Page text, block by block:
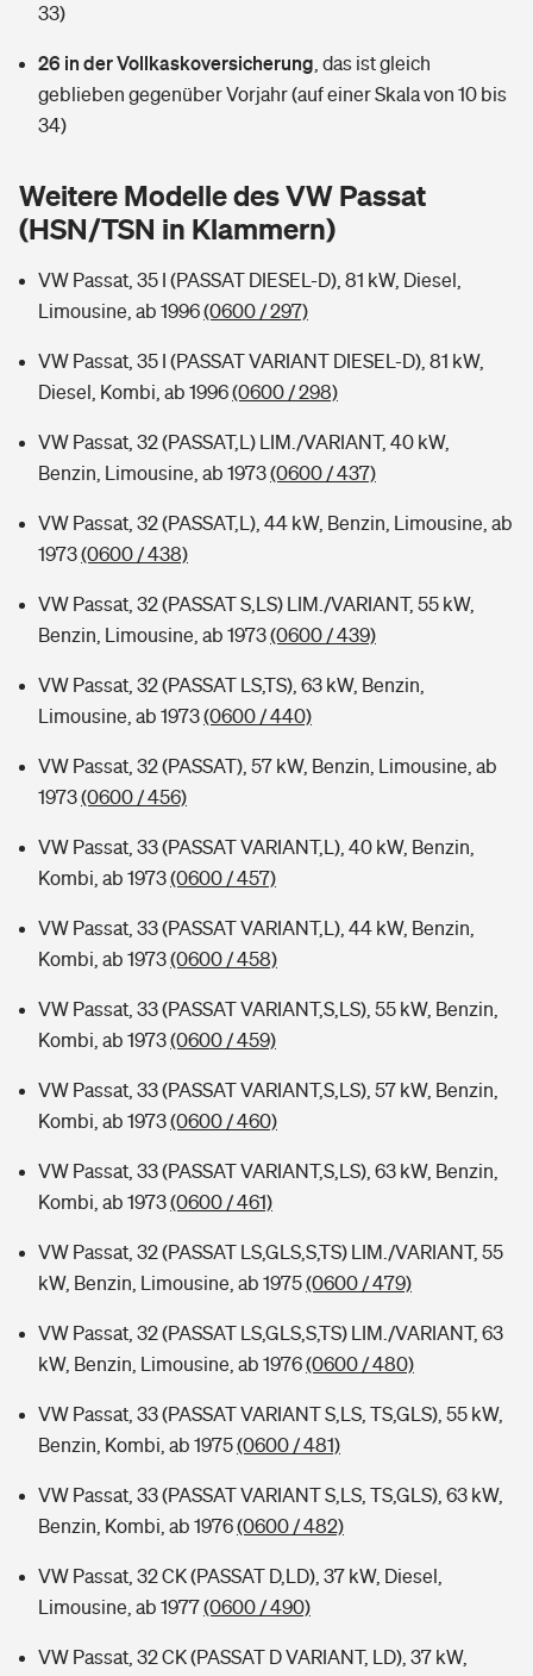
Zur Übersicht
Tools
Wer versichert was: Jetzt Versicherer finden
Sie haben Fragen?
Handyversicherung
Musikinstrumentenversicherung
Zur Übersicht
Kinderunfall-Check: Mehr Sicherheit für deine Kids
Typklassen: So ist Ihr Auto eingestuft
Wer versichert was: Jetzt Versicherer finden
Sie haben Fragen?
Rentenrechner: Wie viel Geld bekomme ich im Alter?
33)
26 in der Vollkaskoversicherung das ist gleich
geblieben gegenüber Vorjahr (auf einer Skala von 10 bis
34)
Weitere Modelle des VW Passat
(HSN/TSN in Klammern)
VW Passat, 35 I (PASSAT DIESEL-D), 81 kW, Diesel,
Limousine, ab 1996(0600 / 297)
VW Passat, 35 I (PASSAT VARIANT DIESEL-D), 81 kW,
Diesel, Kombi, ab 1996(0600 / 298)
VW Passat, 32 (PASSAT,L) LIM./VARIANT, 40 kW,
Benzin, Limousine, ab 1973(0600 / 437)
VW Passat, 32 (PASSAT,L), 44 kW, Benzin, Limousine, ab
1973(0600 / 438)
VW Passat, 32 (PASSAT S,LS) LIM./VARIANT, 55 kW,
Benzin, Limousine, ab 1973(0600 / 439)
VW Passat, 32 (PASSAT LS,TS), 63 kW, Benzin,
Limousine, ab 1973(0600 / 440)
VW Passat, 32 (PASSAT), 57 kW, Benzin, Limousine, ab
1973(0600 / 456)
VW Passat, 33 (PASSAT VARIANT,L), 40 kW, Benzin,
Kombi, ab 1973(0600 / 457)
VW Passat, 33 (PASSAT VARIANT,L), 44 kW, Benzin,
Kombi, ab 1973(0600 / 458)
VW Passat, 33 (PASSAT VARIANT,S,LS), 55 kW, Benzin,
Kombi, ab 1973(0600 / 459)
VW Passat, 33 (PASSAT VARIANT,S,LS), 57 kW, Benzin,
Kombi, ab 1973(0600 / 460)
VW Passat, 33 (PASSAT VARIANT,S,LS), 63 kW, Benzin,
Kombi, ab 1973(0600 / 461)
VW Passat, 32 (PASSAT LS,GLS,S,TS) LIM./VARIANT, 55
kW, Benzin, Limousine, ab 1975(0600 / 479)
VW Passat, 32 (PASSAT LS,GLS,S,TS) LIM./VARIANT, 63
kW, Benzin, Limousine, ab 1976(0600 / 480)
VW Passat, 33 (PASSAT VARIANT S,LS, TS,GLS), 55 kW,
Benzin, Kombi, ab 1975(0600 / 481)
VW Passat, 33 (PASSAT VARIANT S,LS, TS,GLS), 63 kW,
Benzin, Kombi, ab 1976(0600 / 482)
VW Passat, 32 CK (PASSAT D,LD), 37 kW, Diesel,
Limousine, ab 1977(0600 / 490)
VW Passat, 32 CK (PASSAT D VARIANT, LD), 37 kW,